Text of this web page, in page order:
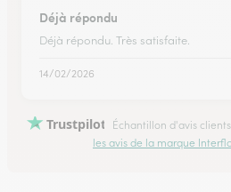
Déjà répondu
Déjà répondu. Très satisfaite.
14/02/2026
Trustpilot Échantillon d'avis
les avis de la marque